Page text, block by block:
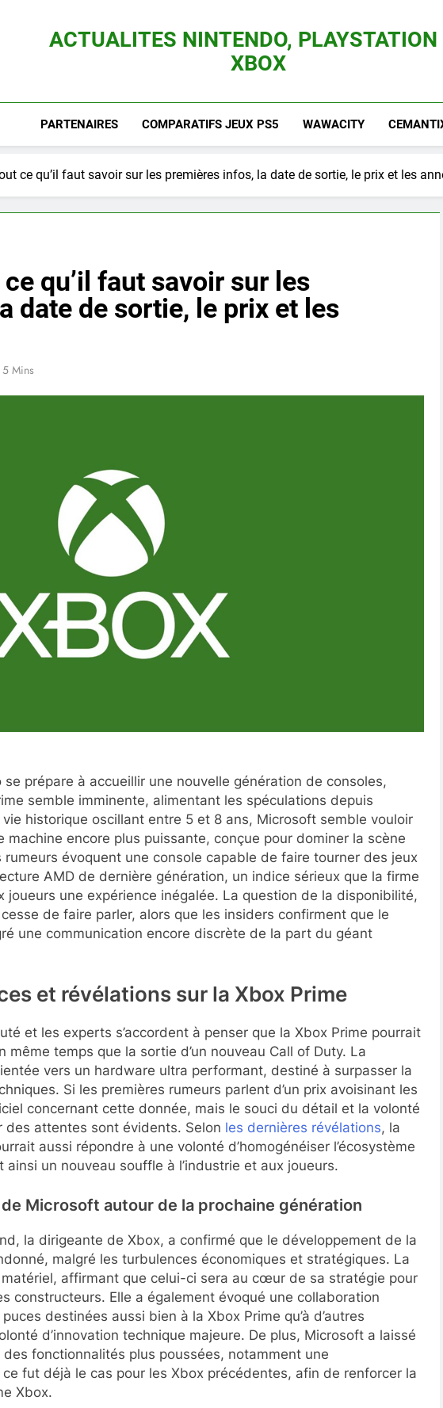
ACTUALITES NINTENDO, PLAYSTATION
XBOX
PARTENAIRES COMPARATIFS JEUX PS5 WAWACITY
ce qu’il faut savoir sur les premières infos, la date de sortie, le prix et les
qu’il faut savoir sur les
date de sortie, le prix et les
5 Mins
prépare à accueillir une nouvelle génération de consoles,
semble imminente, alimentant les spéculations depuis
historique oscillant entre 5 et 8 ans, Microsoft semble vouloir
machine encore plus puissante, conçue pour dominer la scène
évoquent une console capable de faire tourner des jeux
AMD de dernière génération, un indice sérieux que la firme
une expérience inégalée. La question de la disponibilité,
de faire parler, alors que les insiders confirment que le
une communication encore discrète de la part du géant
et révélations sur la Xbox Prime
et les experts s’accordent à penser que la Xbox Prime pourrait
temps que la sortie d’un nouveau Call of Duty. La
vers un hardware ultra performant, destiné à surpasser la
Si les premières rumeurs parlent d’un prix avoisinant les
concernant cette donnée, mais le souci du détail et la volonté
attentes sont évidents. Selon les dernières révélations, la
aussi répondre à une volonté d’homogénéiser l’écosystème
un nouveau souffle à l’industrie et aux joueurs.
Microsoft autour de la prochaine génération
la dirigeante de Xbox, a confirmé que le développement de la
malgré les turbulences économiques et stratégiques. La
affirmant que celui-ci sera au cœur de sa stratégie pour
constructeurs. Elle a également évoqué une collaboration
destinées aussi bien à la Xbox Prime qu’à d’autres
d’innovation technique majeure. De plus, Microsoft a laissé
des fonctionnalités plus poussées, notamment une
fut déjà le cas pour les Xbox précédentes, afin de renforcer la
Xbox.